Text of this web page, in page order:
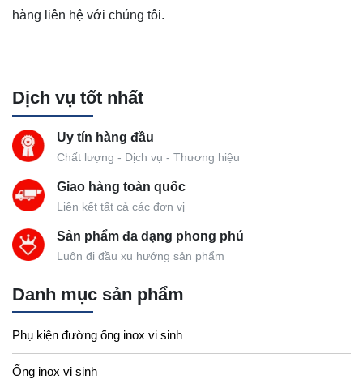
hàng liên hệ với chúng tôi.
Dịch vụ tốt nhất
Uy tín hàng đầu
Chất lượng - Dịch vụ - Thương hiệu
Giao hàng toàn quốc
Liên kết tất cả các đơn vị
Sản phẩm đa dạng phong phú
Luôn đi đầu xu hướng sản phẩm
Danh mục sản phẩm
Phụ kiện đường ống inox vi sinh
Ống inox vi sinh